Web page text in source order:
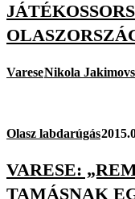
VareseNikola
Olasz labdarúgás
VARESE:
TAMÁSNAK